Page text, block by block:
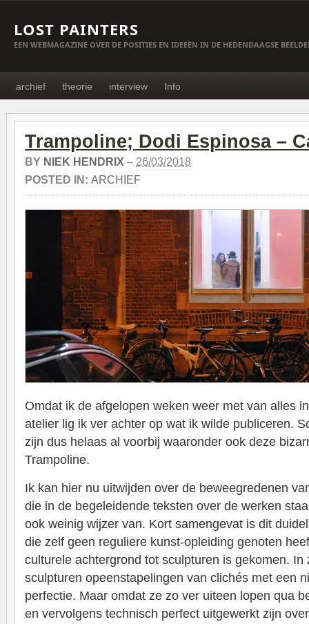
LOST PAINTERS
EEN WEBMAGAZINE OVER DE POSITIES EN IDEEËN IN DE HEDENDAAGSE
archief theorie interview Info
Trampoline; Dodi Espinosa –
BY NIEK HENDRIX – 26/03/2018
POSTED IN: ARCHIEF
Omdat ik de afgelopen weken weer met van alles
atelier lig ik ver achter op wat ik wilde publiceren.
zijn dus helaas al voorbij waaronder ook deze
Trampoline.
Ik kan hier nu uitwijden over de beweegredenen
die in de begeleidende teksten over de werken
ook weinig wijzer van. Kort samengevat is dit
die zelf geen reguliere kunst-opleiding genoten
culturele achtergrond tot sculpturen is gekomen. In
sculpturen opeenstapelingen van clichés met een
perfectie. Maar omdat ze zo ver uiteen lopen qua
en vervolgens technisch perfect uitgewerkt zijn